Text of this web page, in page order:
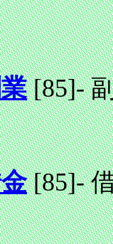
[85]-
[85]-